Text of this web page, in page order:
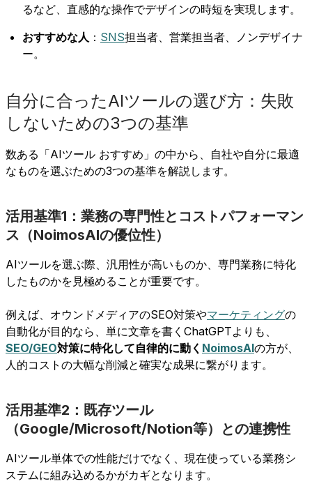
るなど、直感的な操作でデザインの時短を実現します。
おすすめな人 ： SNS担当者、営業担当者、ノンデザイナ
ー。
自分に合ったAIツールの選び方：失敗
しないための3つの基準
数ある「AIツール おすすめ」の中から、自社や自分に最適
なものを選ぶための3つの基準を解説します。
活用基準1：業務の専門性とコストパフォーマン
ス（NoimosAIの優位性）
AIツールを選ぶ際、汎用性が高いものか、専門業務に特化
したものかを見極めることが重要です。
例えば、オウンドメディアのSEO対策やマーケティングの
自動化が目的なら、単に文章を書くChatGPTよりも、
SEO/GEO対策に特化して自律的に動く NoimosAIの方が、
人的コストの大幅な削減と確実な成果に繋がります。
活用基準2：既存ツール
（Google/Microsoft/Notion等）との連携性
AIツール単体での性能だけでなく、現在使っている業務シ
ステムに組み込めるかがカギとなります。